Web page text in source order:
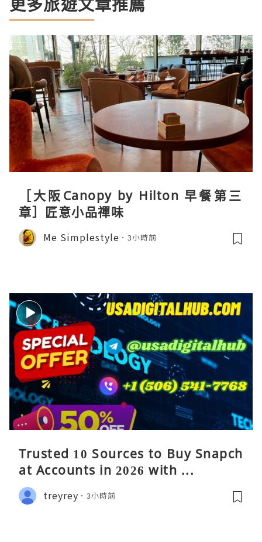
［大阪Canopy by Hilton 早餐第三
章］匠意小品禪味
Me Simplestyle 3小時前
Trusted 10 Sources to Buy Snapch
at Accounts in 2026 with ...
treyrey 3小時前